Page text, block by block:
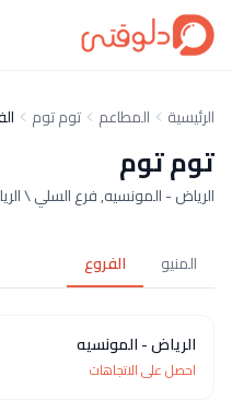
الرئيسية المطاعم توم توم
توم توم
الرياض - المونسيه, فرع السلي \
المنيو الفروع
الرياض - المونسيه
احصل على الاتجاهات